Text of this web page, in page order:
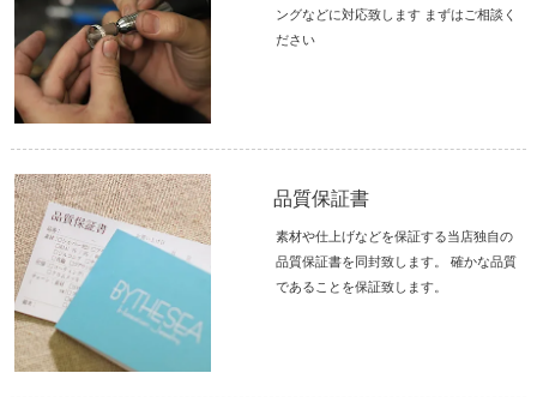
ングなどに対応致します まずはご相談く
ださい
品質保証書
素材や仕上げなどを保証する当店独自の
品質保証書を同封致します。 確かな品質
であることを保証致します。